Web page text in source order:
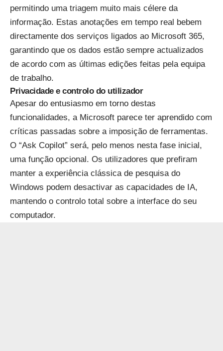
permitindo uma triagem muito mais célere da
informação. Estas anotações em tempo real bebem
directamente dos serviços ligados ao Microsoft 365,
garantindo que os dados estão sempre actualizados
de acordo com as últimas edições feitas pela equipa
de trabalho.
Privacidade e controlo do utilizador
Apesar do entusiasmo em torno destas
funcionalidades, a Microsoft parece ter aprendido com
críticas passadas sobre a imposição de ferramentas.
O “Ask Copilot” será, pelo menos nesta fase inicial,
uma função opcional. Os utilizadores que prefiram
manter a experiência clássica de pesquisa do
Windows podem desactivar as capacidades de IA,
mantendo o controlo total sobre a interface do seu
computador.